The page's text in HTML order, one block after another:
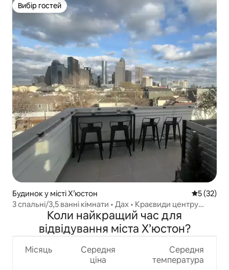
Вибір гостей
Вибір гостей
Будинок у місті Х’юстон Середня
5 (32)
3 спальні/3,5 ванні кімнати • Дах • Краєвиди центру
Коли найкращий час для
відвідування міста Х’юстон?
Місяць
Середня
ціна
Середня
температура